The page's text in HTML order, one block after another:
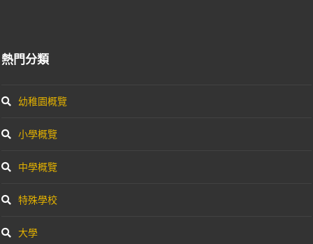
熱門分類
幼稚園概覽
小學概覽
中學概覽
特殊學校
大學